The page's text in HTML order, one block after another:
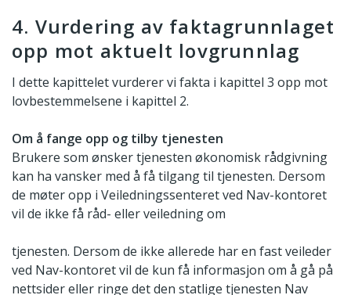
4. Vurdering av faktagrunnlaget
opp mot aktuelt lovgrunnlag
I dette kapittelet vurderer vi fakta i kapittel 3 opp mot
lovbestemmelsene i kapittel 2.
Om å fange opp og tilby tjenesten
Brukere som ønsker tjenesten økonomisk rådgivning
kan ha vansker med å få tilgang til tjenesten. Dersom
de møter opp i Veiledningssenteret ved Nav-kontoret
vil de ikke få råd- eller veiledning om
tjenesten. Dersom de ikke allerede har en fast veileder
ved Nav-kontoret vil de kun få informasjon om å gå på
nettsider eller ringe det den statlige tjenesten Nav